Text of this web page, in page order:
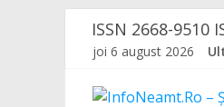
content
ISSN 2668-9510
joi 6 august 2026